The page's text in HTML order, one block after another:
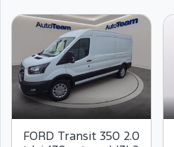
FORD Transit 350 2.0